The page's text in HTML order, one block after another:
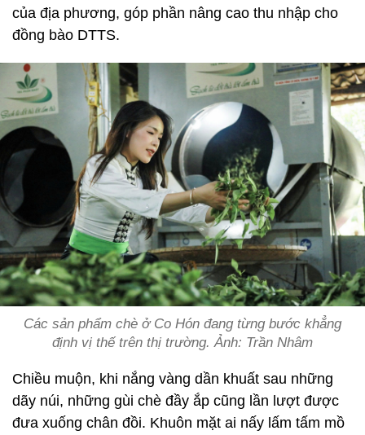
của địa phương, góp phần nâng cao thu nhập cho
đồng bào DTTS.
Các sản phẩm chè ở Co Hón đang từng bước khẳng
định vị thế trên thị trường. Ảnh: Trần Nhâm
Chiều muộn, khi nắng vàng dần khuất sau những
dãy núi, những gùi chè đầy ắp cũng lần lượt được
đưa xuống chân đồi. Khuôn mặt ai nấy lấm tấm mồ